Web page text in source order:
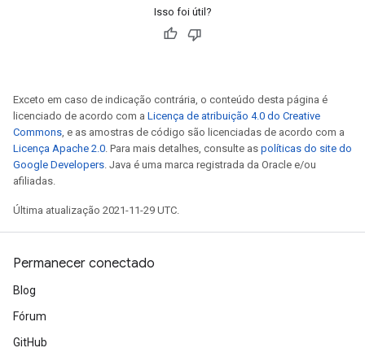
Isso foi útil?
Exceto em caso de indicação contrária, o conteúdo desta página é
licenciado de acordo com a Licença de atribuição 4.0 do Creative
Commons, e as amostras de código são licenciadas de acordo com a
Licença Apache 2.0. Para mais detalhes, consulte as políticas do site do
Google Developers. Java é uma marca registrada da Oracle e/ou
afiliadas.
Última atualização 2021-11-29 UTC.
Permanecer conectado
Blog
Fórum
GitHub